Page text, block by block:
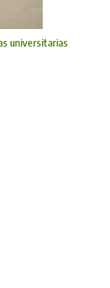
universitarias